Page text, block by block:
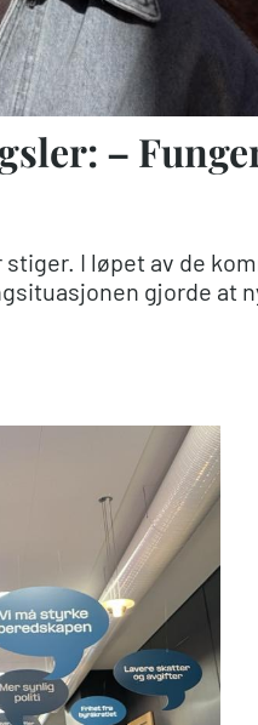
–
I løpet av de
gjorde at